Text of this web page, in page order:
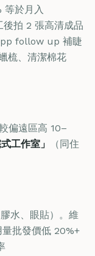
等於月入
拍 2 張高清成品
follow up 補睫
梳、清潔棉花
偏遠區高 10–
式工作室」
（同住
水、眼貼）。維
批發價低 20%+